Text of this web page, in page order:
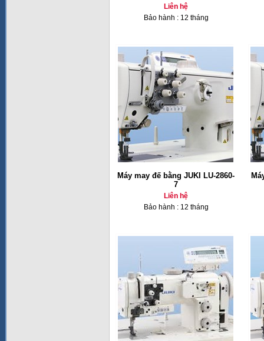
Liên hệ
Bảo hành : 12 tháng
Máy may đế bằng JUKI LU-2860-
7
Liên hệ
Bảo hành : 12 tháng